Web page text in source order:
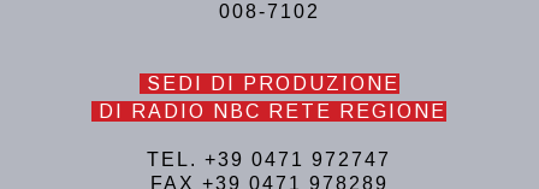
008-7102
SEDI DI PRODUZIONE
DI RADIO NBC RETE REGIONE
TEL. +39 0471 972747
FAX +39 0471 978289